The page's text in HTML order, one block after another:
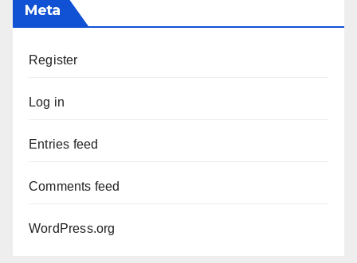
Meta
Register
Log in
Entries feed
Comments feed
WordPress.org